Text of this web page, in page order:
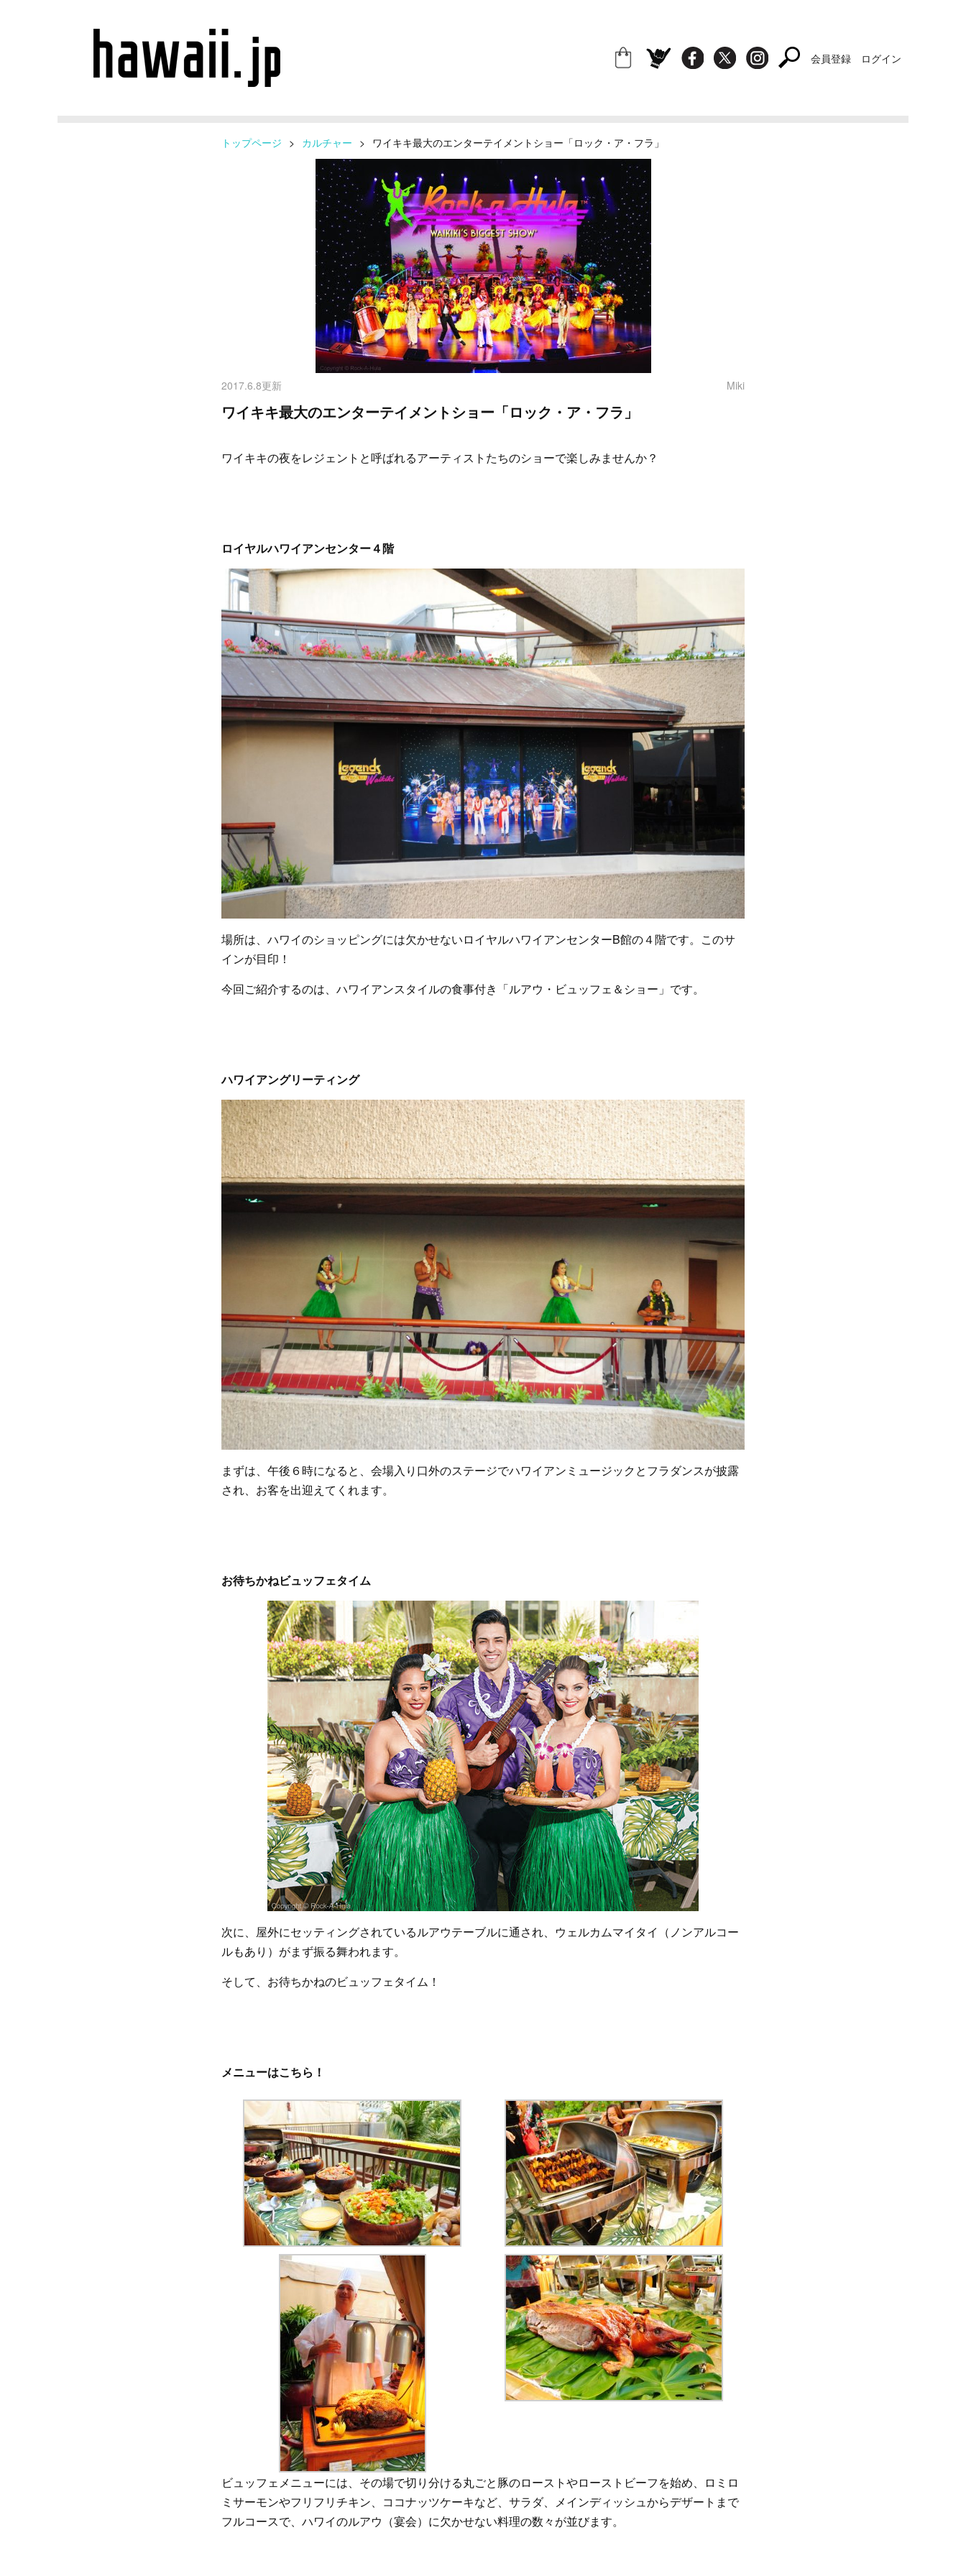
会員登録 ログイン
トップページ > カルチャー > ワイキキ最大のエンターテイメントショー「ロック・ア・フラ」
2017.6.8更新 Miki
ワイキキ最大のエンターテイメントショー「ロック・ア・フラ」
ワイキキの夜をレジェントと呼ばれるアーティストたちのショーで楽しみませんか？
ロイヤルハワイアンセンター４階
場所は、ハワイのショッピングには欠かせないロイヤルハワイアンセンターB館の４階です。このサ
インが目印！
今回ご紹介するのは、ハワイアンスタイルの食事付き「ルアウ・ビュッフェ＆ショー」です。
ハワイアングリーティング
まずは、午後６時になると、会場入り口外のステージでハワイアンミュージックとフラダンスが披露
され、お客を出迎えてくれます。
お待ちかねビュッフェタイム
次に、屋外にセッティングされているルアウテーブルに通され、ウェルカムマイタイ（ノンアルコー
ルもあり）がまず振る舞われます。
そして、お待ちかねのビュッフェタイム！
メニューはこちら！
ビュッフェメニューには、その場で切り分ける丸ごと豚のローストやローストビーフを始め、ロミロ
ミサーモンやフリフリチキン、ココナッツケーキなど、サラダ、メインディッシュからデザートまで
フルコースで、ハワイのルアウ（宴会）に欠かせない料理の数々が並びます。